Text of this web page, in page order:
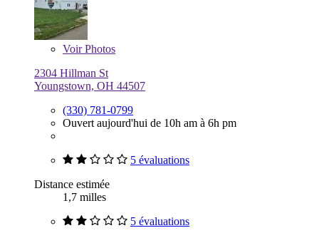
VoirPhotos
2304 Hillman St
Youngstown, OH 44507
(330) 781-0799
Ouvert aujourd'hui de 10h am à 6h pm
5 évaluations
Distance estimée
1,7 milles
5 évaluations